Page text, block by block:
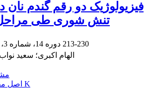
فیزیولوژیک دو رقم گندم نان
تنش شوری طی مراحل
213-230
الهام اکبری؛ سعید
اصل 317.79 K